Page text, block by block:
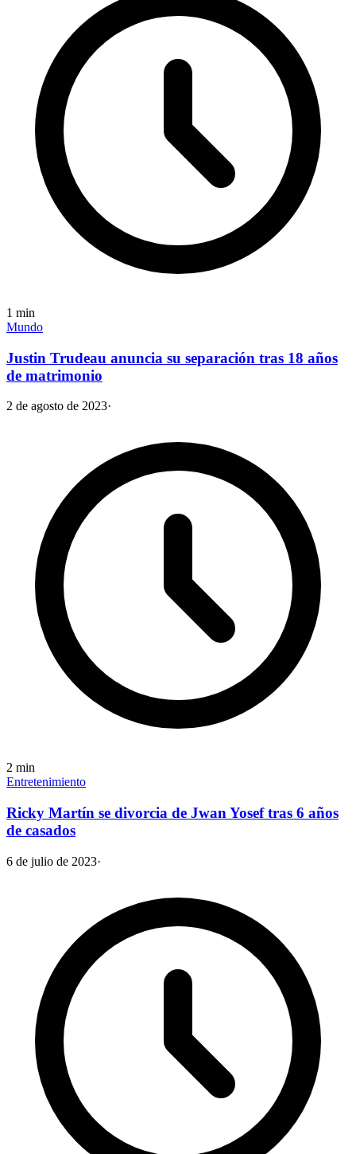
1 min
Mundo
Justin Trudeau anuncia su separación tras 18 años
de matrimonio
2 de agosto de 2023·
2 min
Entretenimiento
Ricky Martín se divorcia de Jwan Yosef tras 6 años
de casados
6 de julio de 2023·